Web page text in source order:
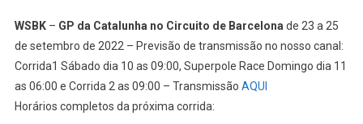
WSBK– GP da Catalunha no Circuito de Barcelona de 23 a 25
de setembro de 2022 – Previsão de transmissão no nosso canal:
Corrida1 Sábado dia 10 as 09:00, Superpole Race Domingo dia 11
as 06:00 e Corrida 2 as 09:00 – Transmissão AQUI
Horários completos da próxima corrida: